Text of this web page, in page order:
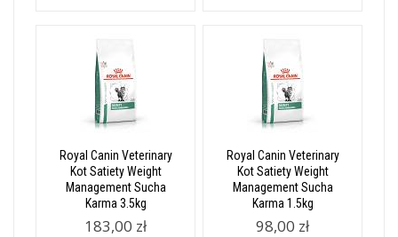
Royal Canin Veterinary
Kot Satiety Weight
Management Sucha
Karma 3.5kg
183,00 zł
Royal Canin Veterinary
Kot Satiety Weight
Management Sucha
Karma 1.5kg
98,00 zł